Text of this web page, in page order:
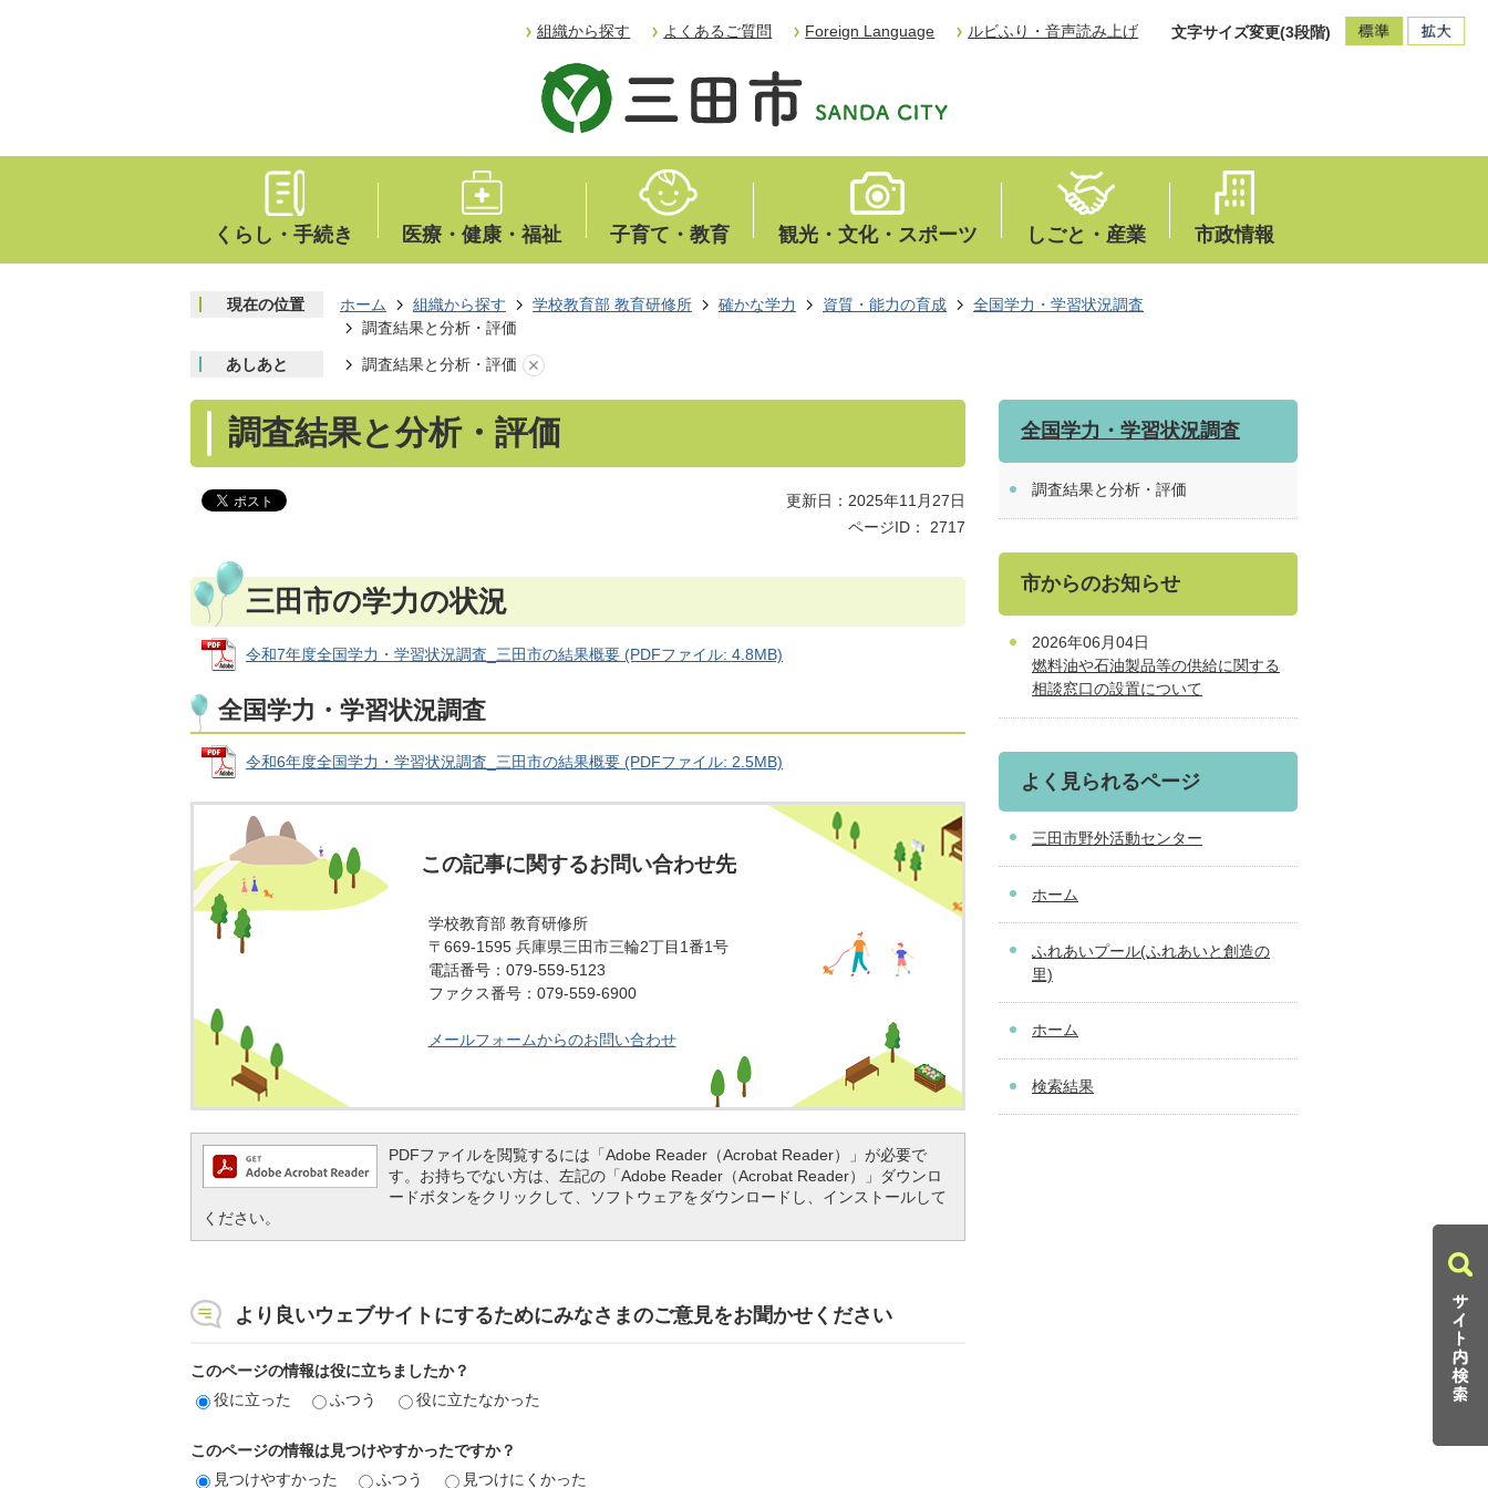
組織から探す よくあるご質問 Foreign Language ルビふり・音声読み上げ 文字サイズ変更(3段階)
くらし・手続き 医療・健康・福祉 子育て・教育 観光・文化・スポーツ しごと・産業 市政情報
現在の位置 ホーム 組織から探す 学校教育部 教育研修所 確かな学力 資質・能力の育成
全国学力・学習状況調査
調査結果と分析・評価
あしあと 調査結果と分析・評価
調査結果と分析・評価
更新日：2025年11月27日
ページID：
2717
三田市の学力の状況
令和7年度全国学力・学習状況調査_三田市の結果概要 (PDFファイル: 4.8MB)
全国学力・学習状況調査
令和6年度全国学力・学習状況調査_三田市の結果概要 (PDFファイル: 2.5MB)
この記事に関するお問い合わせ先
学校教育部 教育研修所
〒669-1595 兵庫県三田市三輪2丁目1番1号
電話番号：079-559-5123
ファクス番号：079-559-6900
メールフォームからのお問い合わせ
PDFファイルを閲覧するには「Adobe Reader（Acrobat Reader）」が必要で
す。お持ちでない方は、左記の「Adobe Reader（Acrobat Reader）」ダウンロ
ードボタンをクリックして、ソフトウェアをダウンロードし、インストールして
ください。
より良いウェブサイトにするためにみなさまのご意見をお聞かせください
このページの情報は役に立ちましたか？
役に立った
ふつう 役に立たなかった
このページの情報は見つけやすかったですか？
見つけやすかった
ふつう 見つけにくかった
全国学力・学習状況調査
調査結果と分析・評価
市からのお知らせ
2026年06月04日
燃料油や石油製品等の供給に関する
相談窓口の設置について
よく見られるページ
三田市野外活動センター
ホーム
ふれあいプール(ふれあいと創造の
里)
ホーム
検索結果